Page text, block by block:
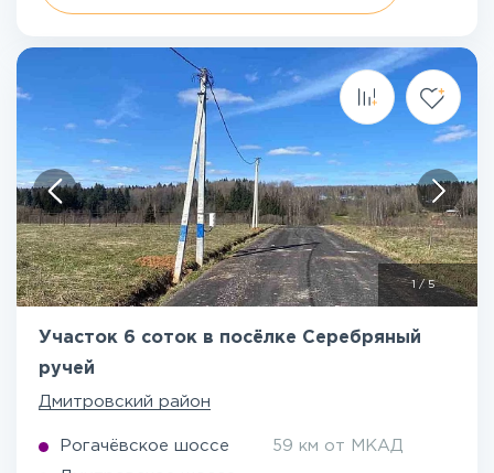
1 / 5
Участок 6 соток в посёлке Серебряный
ручей
Дмитровский район
Рогачёвское шоссе 59 км от МКАД